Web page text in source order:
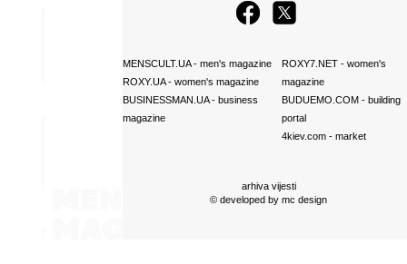
MENSCULT.UA- men's magazine
ROXY.UA- women's magazine
BUSINESSMAN.UA- business
magazine
ROXY7.NET- women's
magazine
BUDUEMO.COM- building
portal
4kiev.com- market
arhiva vijesti
© developed by mc design